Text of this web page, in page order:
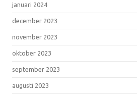
januari 2024
december 2023
november 2023
oktober 2023
september 2023
augusti 2023